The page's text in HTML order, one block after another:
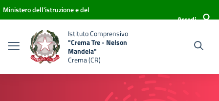
Vai ai contenuti
Vai al menu di navigazione
Vai al footer
Ministero dell'istruzione e del
Accedi
Istituto Comprensivo
"Crema Tre - Nelson
Mandela"
Crema (CR)